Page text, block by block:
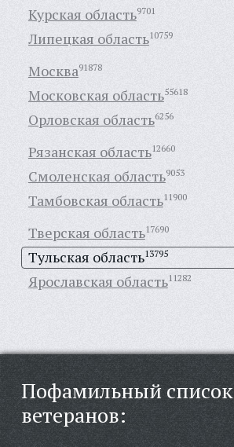
Курская область9701
Липецкая область10759
Москва91878
Московская область55618
Орловская область6256
Рязанская область12660
Смоленская область9053
Тамбовская область11900
Тверская область17690
Тульская область13795
Ярославская область11282
Пофамильный список
ветеранов: